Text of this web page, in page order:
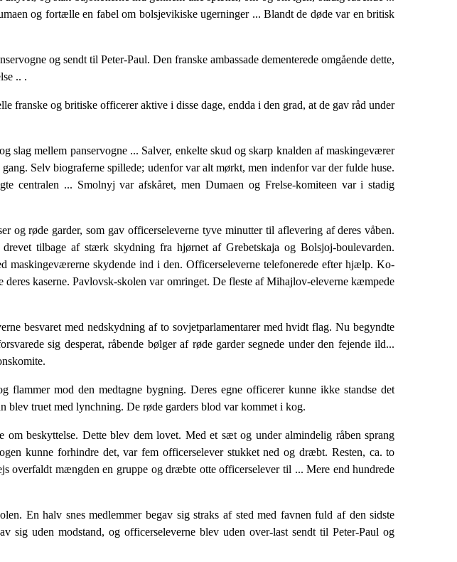
og fortælle en fabel om bol­sjevikiske ugerninger ... Blandt de døde var en britisk
og sendt til Peter-Paul. Den franske ambassade demente­rede omgående dette,
.. .
franske og britiske officerer aktive i disse dage, endda i den grad, at de gav råd under
slag mel­lem panservogne ... Salver, enkelte skud og skarp knal­den af maskingeværer
Selv biograferne spillede; udenfor var alt mørkt, men indenfor var der fulde huse.
centralen ... Smolnyj var afskåret, men Dumaen og Frelse-komiteen var i sta­dig
og røde garder, som gav officerseleverne tyve minutter til afleve­ring af deres våben.
tilbage af stærk skydning fra hjørnet af Grebetskaja og Bolsjoj-boulevarden.
maskingeværerne skydende ind i den. Officerseleverne telefonerede efter hjælp. Ko­
deres ka­serne. Pavlovsk-skolen var omringet. De fleste af Mi­hajlov-eleverne kæmpede
besvaret med nedskydning af to sovjetparlamentarer med hvidt flag. Nu begyndte
sig desperat, råbende bølger af røde garder segnede under den fejende ild...
flammer mod den medtagne bygning. Deres egne officerer kunne ikke standse det
truet med lynchning. De røde garders blod var kommet i kog.
beskyttelse. Dette blev dem lovet. Med et sæt og under almindelig råben sprang
kunne forhindre det, var fem officerselever stuk­ket ned og dræbt. Resten, ca. to
overfaldt mængden en gruppe og dræbte otte officerselever til ... Mere end hundrede
En halv snes medlemmer begav sig straks af sted med favnen fuld af den sidste
uden modstand, og officerseleverne blev uden over-last sendt til Peter-Paul og